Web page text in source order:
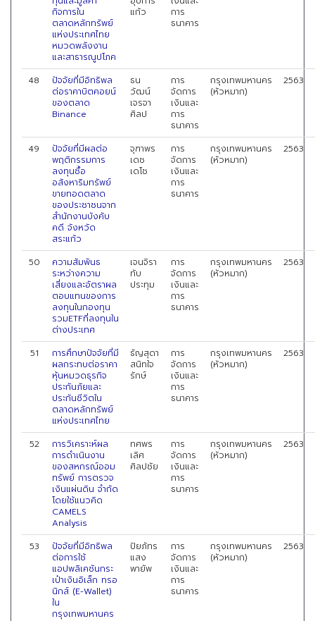
กิจการใน
ตลาดหลักทรัพย์
แห่งประเทศไทย
หมวดพลังงาน
และสาธารณูปโภค
แก้ว
การ
ธนาคาร
48
ปัจจัยที่มีอิทธิพล
ต่อราคาบิตคอยน์
ของตลาด
Binance
ธน
วัฒน์
เจรจา
ศิลป
การ
จัดการ
เงินและ
การ
ธนาคาร
กรุงเทพมหานคร
(หัวหมาก)
2563
49
ปัจจัยที่มีผลต่อ
พฤติกรรมการ
ลงทุนซื้อ
อสังหาริมทรัพย์
ขายทอดตลาด
ของประชาชนจาก
สำนักงานบังคับ
คดี จังหวัด
สระแก้ว
จุฑาพร
เดช
เดโช
การ
จัดการ
เงินและ
การ
ธนาคาร
กรุงเทพมหานคร
(หัวหมาก)
2563
50
ความสัมพันธ
ระหว่างความ
เสี่ยงและอัตราผล
ตอบแทนของการ
ลงทุนในกองทุน
รวมETFที่ลงทุนใน
ต่างประเทศ
เจนจิรา
ทับ
ประทุม
การ
จัดการ
เงินและ
การ
ธนาคาร
กรุงเทพมหานคร
(หัวหมาก)
2563
51
การศึกษาปัจจัยที่มี
ผลกระทบต่อราคา
หุ้นหมวดธุรกิจ
ประกันภัยและ
ประกันชีวิตใน
ตลาดหลักทรัพย์
แห่งประเทศไทย
ธัญสุดา
สนิทใจ
รักษ์
การ
จัดการ
เงินและ
การ
ธนาคาร
กรุงเทพมหานคร
(หัวหมาก)
2563
52
การวิเคราะห์ผล
การดำเนินงาน
ของสหกรณ์ออม
ทรัพย์ การตรวจ
เงินแผ่นดิน จำกัด
โดยใช้แนวคิด
CAMELS
Analysis
ทศพร
เลิศ
ศิลปชัย
การ
จัดการ
เงินและ
การ
ธนาคาร
กรุงเทพมหานคร
(หัวหมาก)
2563
53
ปัจจัยที่มีอิทธิพล
ต่อการใช้
แอปพลิเคชันกระ
เป๋าเงินอิเล็ก ทรอ
นิกส์ (E-Wallet)
ใน
กรุงเทพมหานคร
ปิยภัทร
แสง
พายัพ
การ
จัดการ
เงินและ
การ
ธนาคาร
กรุงเทพมหานคร
(หัวหมาก)
2563